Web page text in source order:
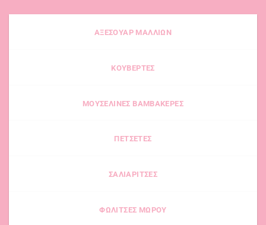
ΑΞΕΣΟΥΑΡ ΜΑΛΛΙΩΝ
ΚΟΥΒΕΡΤΕΣ
ΜΟΥΣΕΛΙΝΕΣ ΒΑΜΒΑΚΕΡΕΣ
ΠΕΤΣΕΤΕΣ
ΣΑΛΙΑΡΙΤΣΕΣ
ΦΩΛΙΤΣΕΣ ΜΩΡΟΥ